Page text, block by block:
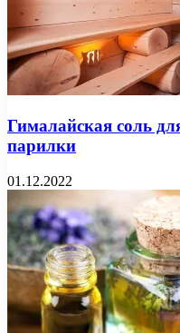
Гималайская соль
парилки
01.12.2022